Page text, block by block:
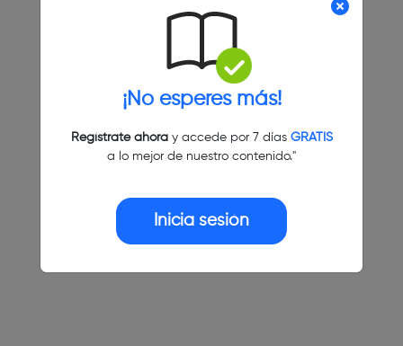
¡No esperes más!
Regístrate ahoray accede por 7 días GRATIS
a lo mejor de nuestro contenido."
Inicia sesión